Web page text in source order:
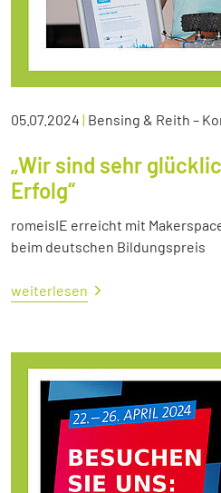
05.07.2024 | Bensing & Reith –
„Wir sind sehr
Erfolg“
romeisIE erreicht mit
beim deutschen Bildungspreis
weiterlesen